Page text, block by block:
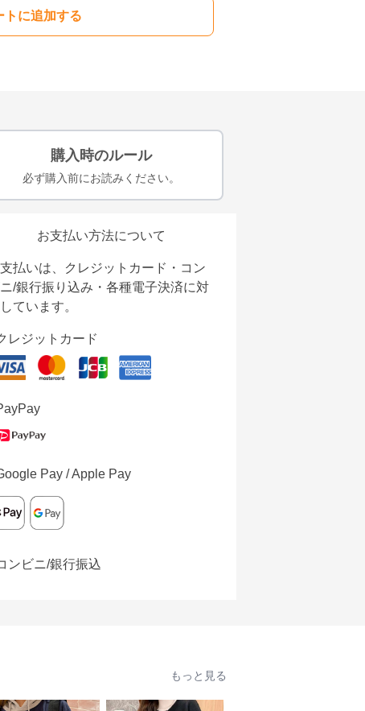
トに追加する
購入時のルール
必ず購入前にお読みください。
お支払い方法について
払いは、クレジットカード・コン
ニ/銀行振り込み・各種電子決済に対
ています。
レジットカード
Pay / Apple Pay
ンビニ/銀行振込
もっと見る